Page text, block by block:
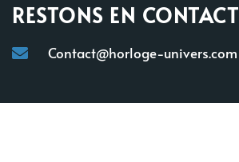
RESTONS EN CONTACT
Contact@horloge-univers.com